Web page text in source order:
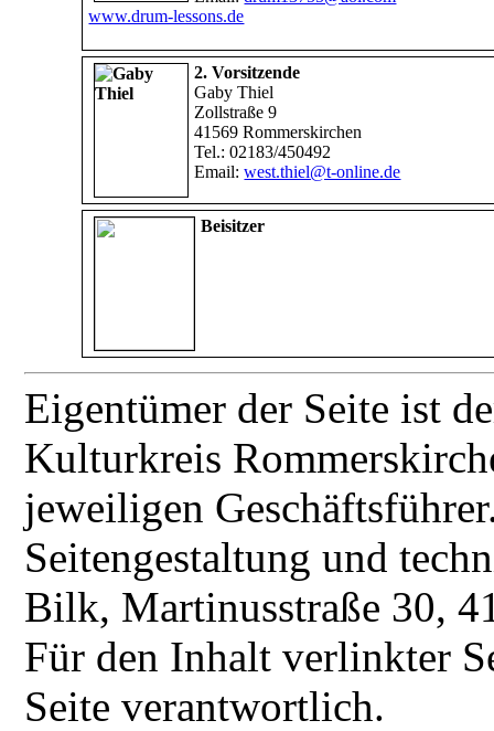
www.drum-lessons.de
2. Vorsitzende
Gaby Thiel
Zollstraße 9
41569 Rommerskirchen
Tel.: 02183/450492
Email:west.thiel@t-online.de
Beisitzer
Eigentümer der Seite ist
Kulturkreis
jeweiligen
Seitengestaltung und
Bilk, Martinusstraße 30,
Für den Inhalt verlinkter
Seite verantwortlich.